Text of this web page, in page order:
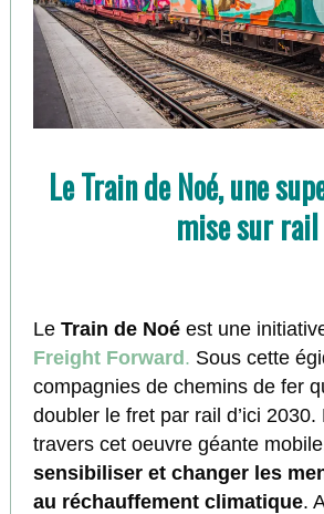
Le Train de Noé, une
mise sur rail
Le Train de Noéest une
Freight Forward. Sous cette
compagnies de chemins de fer
doubler le fret par rail d’ici
travers cet oeuvre géante
sensibiliser et changer les
au réchauffement climatique.